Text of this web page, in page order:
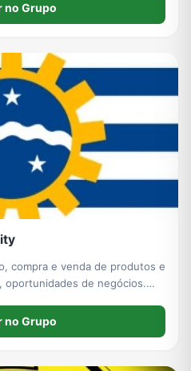
no Grupo
compra e venda de produtos e
oportunidades de negócios.
para evitar réplicas
no Grupo